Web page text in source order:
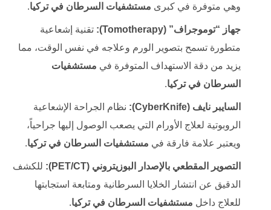
وهي متوفرة في كبرى مستشفيات السرطان في تركيا.
جهاز “توموجراف” (Tomotherapy):
تقنية إشعاعية
متطورة تسمح بتصوير الورم وعلاجه في نفس الوقت، مما
يزيد من دقة الاستهداف المتوفرة في مستشفيات
السرطان في تركيا.
السايبر نايف (CyberKnife):
نظام الجراحة الإشعاعية
الروبوتية لعلاج الأورام التي يصعب الوصول إليها جراحياً،
ويعتبر علامة فارقة في مستشفيات السرطان في تركيا.
التصوير المقطعي بالإصدار البوزيتروني (PET/CT):
للكشف
الدقيق عن انتشار الخلايا السرطانية ومتابعة استجابتها
للعلاج داخل مستشفيات السرطان في تركيا.